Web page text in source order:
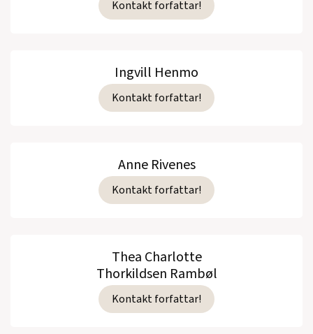
Kontakt forfattar!
Ingvill Henmo
Kontakt forfattar!
Anne Rivenes
Kontakt forfattar!
Thea Charlotte
Thorkildsen Rambøl
Kontakt forfattar!